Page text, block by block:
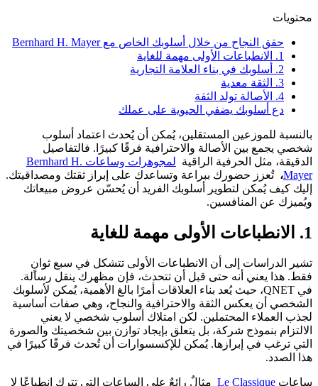
محتويات
حقق النجاح من خلال أسلوبك الخاص مع Bernhard H. Mayer
1. الانطباعات الأولى مهمة للغاية
2. أسلوبك في بناء العلامة التجارية
3. الثقة معدية
4. الأصالة تولد الثقة
دع أسلوبك يضفي الحيوية على عملك
بالنسبة للموزعين المستقلين، يُمكن أن يُحدث اعتماد أسلوب
شخصي يجمع بين الأصالة والاحترافية فرقًا كبيرًا. فالتفاصيل
الدقيقة، مثل الحرفية الراقية
لمجوهرات وساعات Bernhard H.
Mayer، تُعزز حضورك ببراعة وتساعدك على إبراز ثقتك ومصداقيتك.
إليك كيف يُمكن لتطوير أسلوبك الفريد أن يُحسّن عروض مبيعاتك
ويُميزك عن المنافسين.
1. الانطباعات الأولى مهمة للغاية
تشير الدراسات إلى أن الانطباعات الأولى تتشكل في سبع ثوانٍ
فقط. هذا يعني أنه حتى قبل أن تتحدث، فإن مظهرك ينقل رسالة.
في QNET، حيث يُعد بناء العلاقات أمرًا بالغ الأهمية، يُمكن لأسلوبك
الشخصي أن يعكس الثقة والاحترافية والنجاح، وهي صفات أساسية
لجذب العملاء المحتملين. لكن امتلاك أسلوب شخصي لا يعني
الالتزام بنموذج شركة، بل يتعلق بإيجاد توازن بين شخصيتك والصورة
التي ترغب في إبرازها. يُمكن للإكسسوارات أن تُحدث فرقًا كبيرًا في
هذا الصدد.
ساعات Le Classique مثالٌ رائعٌ على الساعات التي تترك انطباعًا لا